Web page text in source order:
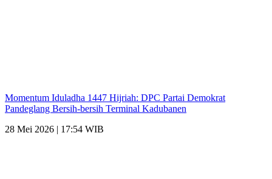
Momentum Iduladha 1447 Hijriah: DPC Partai Demokrat
Pandeglang Bersih-bersih Terminal Kadubanen
28 Mei 2026 | 17:54 WIB